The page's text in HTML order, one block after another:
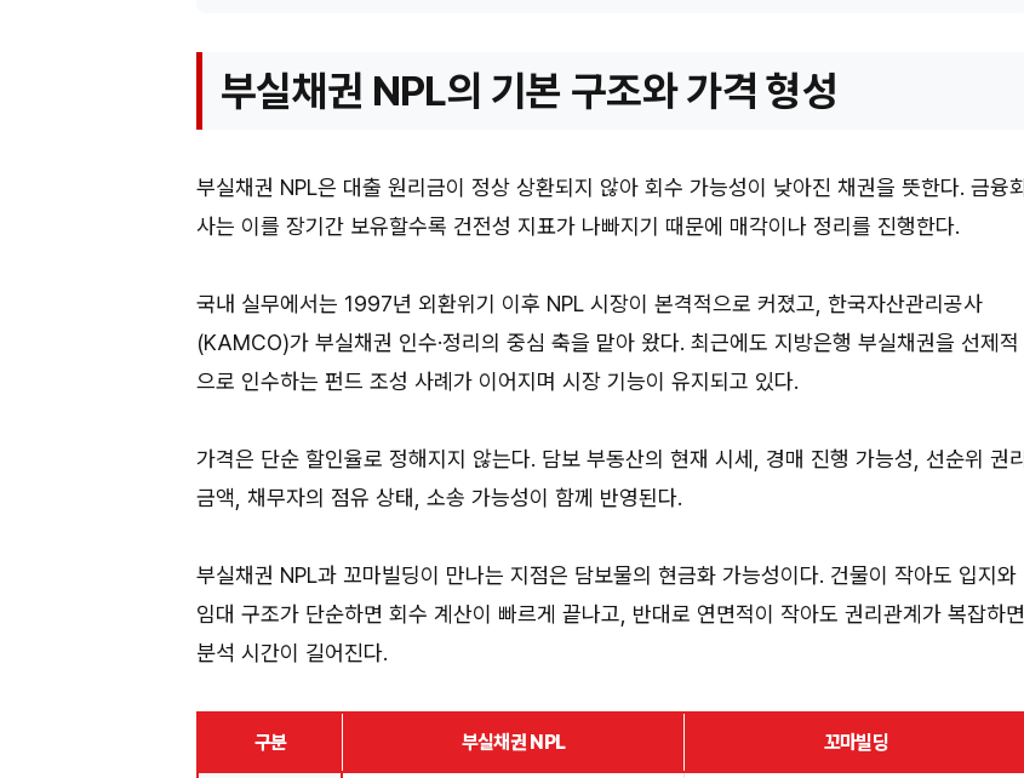
부실채권 NPL의 기본 구조와 가격 형성
부실채권 NPL은 대출 원리금이 정상 상환되지 않아 회수 가능성이 낮아진 채권을 뜻한다. 금융회
사는 이를 장기간 보유할수록 건전성 지표가 나빠지기 때문에 매각이나 정리를 진행한다.
국내 실무에서는 1997년 외환위기 이후 NPL 시장이 본격적으로 커졌고, 한국자산관리공사
(KAMCO)가 부실채권 인수·정리의 중심 축을 맡아 왔다. 최근에도 지방은행 부실채권을 선제적
으로 인수하는 펀드 조성 사례가 이어지며 시장 기능이 유지되고 있다.
가격은 단순 할인율로 정해지지 않는다. 담보 부동산의 현재 시세, 경매 진행 가능성, 선순위 권리
금액, 채무자의 점유 상태, 소송 가능성이 함께 반영된다.
부실채권 NPL과 꼬마빌딩이 만나는 지점은 담보물의 현금화 가능성이다. 건물이 작아도 입지와
임대 구조가 단순하면 회수 계산이 빠르게 끝나고, 반대로 연면적이 작아도 권리관계가 복잡하면
분석 시간이 길어진다.
구분 부실채권 NPL 꼬마빌딩